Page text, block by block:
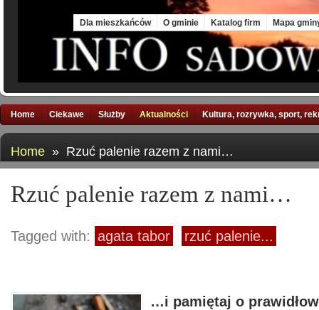
Dla mieszkańców O gminie Katalog firm Mapa
Home Ciekawe Służby Aktualności Kultura, rozrywka, sport,
Home » Rzuć palenie razem z nami…
Rzuć palenie razem z nami…
Tagged with: agata tabor rzuć palenie...
…i pamiętaj o